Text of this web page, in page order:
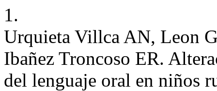
1.
Urquieta Villca AN, Leon
Ibañez Troncoso ER.
del lenguaje oral en niños